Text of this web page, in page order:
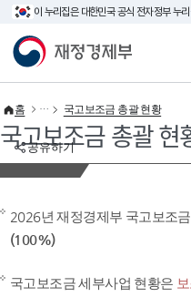
이 누리집은 대한민국 공식 전자정부 누
재정경제부
공유하기
홈 국고보조금 총괄 현황
국고보조금 총괄 현
2026년 재정경제부 국고보조
(100%)
국고보조금 세부사업 현황은